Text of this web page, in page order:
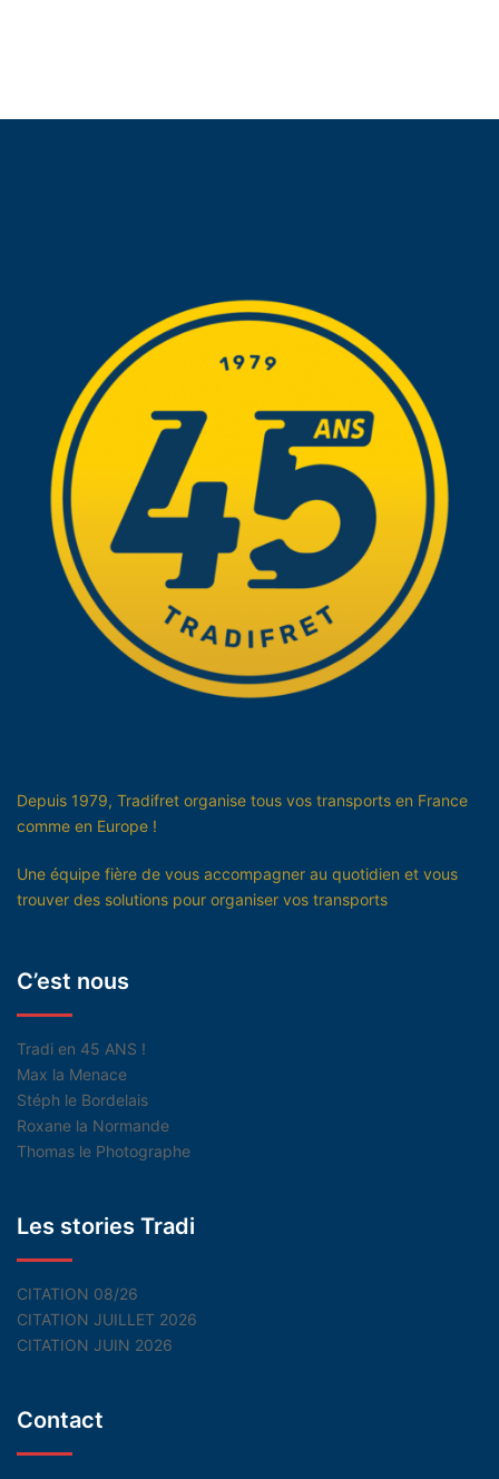
Depuis 1979, Tradifret organise tous vos transports en France
comme en Europe !
Une équipe fière de vous accompagner au quotidien et vous
trouver des solutions pour organiser vos transports
C’est nous
Tradi en 45 ANS !
Max la Menace
Stéph le Bordelais
Roxane la Normande
Thomas le Photographe
Les stories Tradi
CITATION 08/26
CITATION JUILLET 2026
CITATION JUIN 2026
Contact